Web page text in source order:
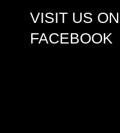
VISIT US ON
FACEBOOK